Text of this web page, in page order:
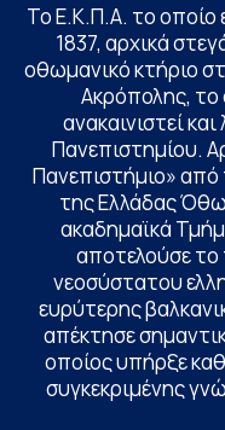
Το Ε.Κ.Π.Α. το οποίο
1837, αρχικά
οθωμανικό κτήριο
Ακρόπολης, το
ανακαινιστεί
Πανεπιστημίου.
Πανεπιστήμιο»
της Ελλάδας
ακαδημαϊκά
αποτελούσε
νεοσύστατου
ευρύτερης
απέκτησε
οποίος υπήρξε
συγκεκριμένης